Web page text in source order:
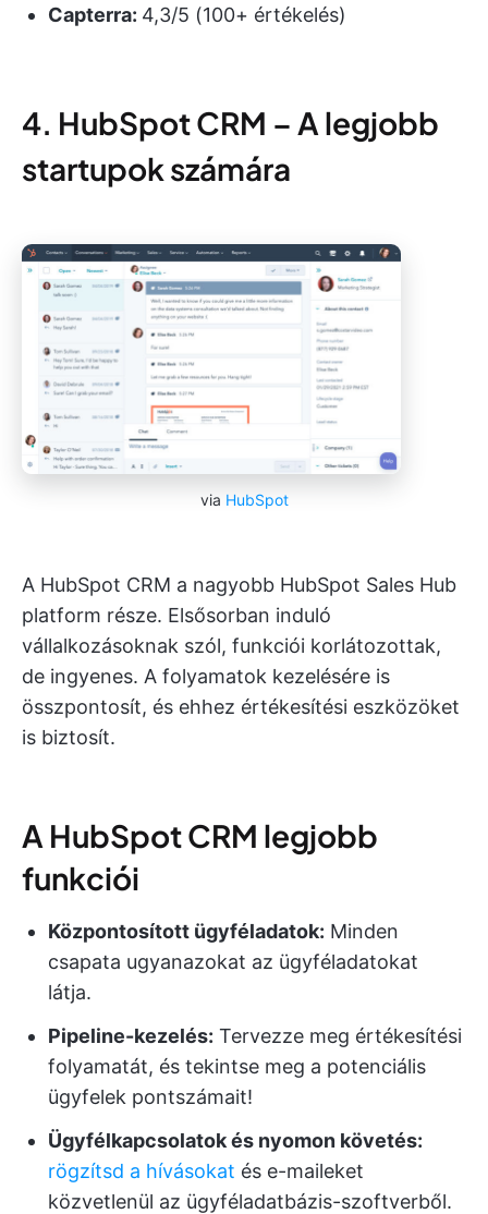
Capterra: 4,3/5 (100+ értékelés)
4. HubSpot CRM – A legjobb
startupok számára
via HubSpot
A HubSpot CRM a nagyobb HubSpot Sales Hub
platform része. Elsősorban induló
vállalkozásoknak szól, funkciói korlátozottak,
de ingyenes. A folyamatok kezelésére is
összpontosít, és ehhez értékesítési eszközöket
is biztosít.
A HubSpot CRM legjobb
funkciói
Központosított ügyféladatok: Minden
csapata ugyanazokat az ügyféladatokat
látja.
Pipeline-kezelés: Tervezze meg értékesítési
folyamatát, és tekintse meg a potenciális
ügyfelek pontszámait!
Ügyfélkapcsolatok és nyomon követés:
rögzítsd a hívásokat és e-maileket
közvetlenül az ügyféladatbázis-szoftverből.